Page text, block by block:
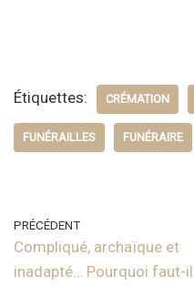
Étiquettes: CRÉMATION
FUNÉRAILLES FUNÉRAIRE
PRÉCÉDENT
Compliqué, archaïque et
inadapté… Pourquoi faut-il